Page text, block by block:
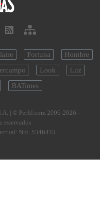
Fortuna
Hombre
Look
Luz
BATimes
| © Perfil.com 2006-2026 -
reservados
Nro. 5346433